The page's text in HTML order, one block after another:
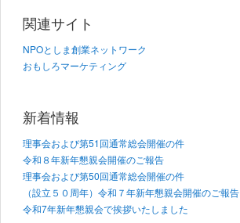
関連サイト
NPOとしま創業ネットワーク
おもしろマーケティング
新着情報
理事会および第51回通常総会開催の件
令和８年新年懇親会開催のご報告
理事会および第50回通常総会開催の件
（設立５０周年）令和７年新年懇親会開催のご報告
令和7年新年懇親会で挨拶いたしました